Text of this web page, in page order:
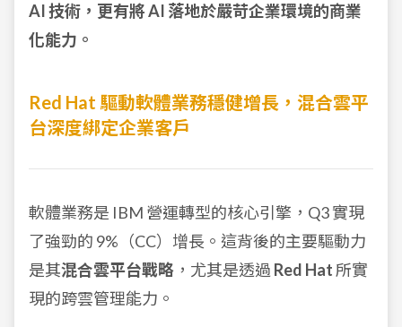
AI 技術，更有將 AI 落地於嚴苛企業環境的商業
化能力。
Red Hat 驅動軟體業務穩健增長，混合雲平
台深度綁定企業客戶
軟體業務是 IBM 營運轉型的核心引擎，Q3 實現
了強勁的 9%（CC）增長。這背後的主要驅動力
是其混合雲平台戰略 ，尤其是透過 Red Hat 所實
現的跨雲管理能力。